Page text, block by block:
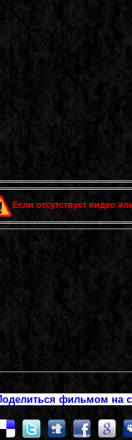
Если отсутствует видео
фильмом на